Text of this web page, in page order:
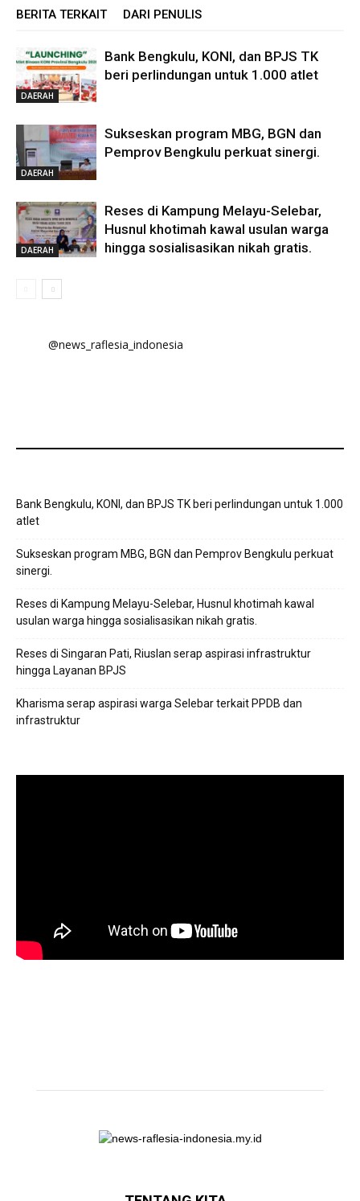
BERITA TERKAIT DARI PENULIS
DAERAH
Bank Bengkulu, KONI, dan BPJS TK
beri perlindungan untuk 1.000 atlet
DAERAH
Sukseskan program MBG, BGN dan
Pemprov Bengkulu perkuat sinergi.
DAERAH
Reses di Kampung Melayu-Selebar,
Husnul khotimah kawal usulan warga
hingga sosialisasikan nikah gratis.
@news_raflesia_indonesia
Bank Bengkulu, KONI, dan BPJS TK beri perlindungan untuk 1.000
atlet
Sukseskan program MBG, BGN dan Pemprov Bengkulu perkuat
sinergi.
Reses di Kampung Melayu-Selebar, Husnul khotimah kawal
usulan warga hingga sosialisasikan nikah gratis.
Reses di Singaran Pati, Riuslan serap aspirasi infrastruktur
hingga Layanan BPJS
Kharisma serap aspirasi warga Selebar terkait PPDB dan
infrastruktur